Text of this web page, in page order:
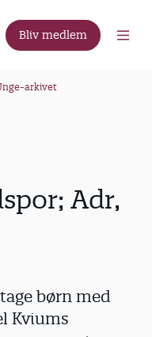
Bliv medlem
arkivet
Adr,
børn med
Kviums